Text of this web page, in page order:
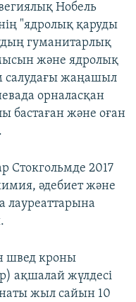
Нобель
"ядролық қаруды
гуманитарлық
және ядролық
салудағы жаңашыл
орналасқан
бастаған және оған
Стокгольмде 2017
әдебиет және
лауреаттарына
швед кроны
ақшалай жүлдесі
жыл сайын 10